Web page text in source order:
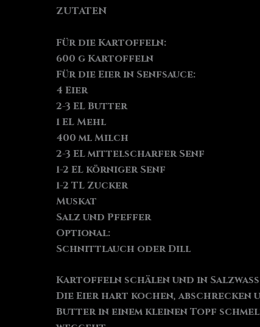
ZUTATEN
Für die Kartoffeln:
600 g Kartoffeln
Für die Eier in Senfsauce:
4 Eier
2-3 EL Butter
1 EL Mehl
400 ml Milch
2-3 EL mittelscharfer Senf
1-2 EL körniger Senf
1-2 TL Zucker
Muskat
Salz und Pfeffer
Optional:
Schnittlauch oder Dill
Kartoffeln schälen und in
Die Eier hart kochen, abschrecken
Butter in einem kleinen Topf